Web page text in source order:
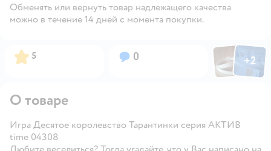
Обменять или вернуть товар надлежащего качества
можно в течение 14 дней с момента покупки.
Рейтинг:
5 Вопросов:
0 ФотоФото
+2
О товаре
Игра Десятое королевство Тарантинки серия АКТИВ
time 04308